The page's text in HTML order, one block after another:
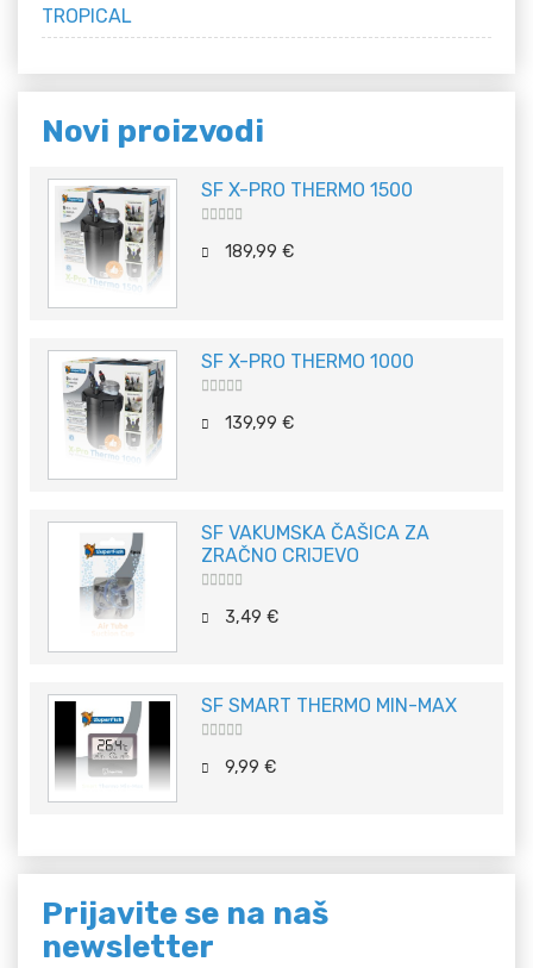
TROPICAL
Novi proizvodi
SF X-PRO THERMO 1500
189,99€
SF X-PRO THERMO 1000
139,99€
SF VAKUMSKA ČAŠICA ZA
ZRAČNO CRIJEVO
3,49€
SF SMART THERMO MIN-MAX
9,99€
Prijavite se na naš
newsletter